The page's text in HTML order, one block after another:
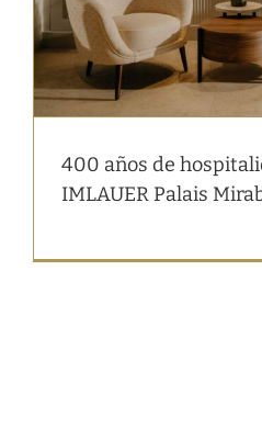
400 años de
IMLAUER Palais